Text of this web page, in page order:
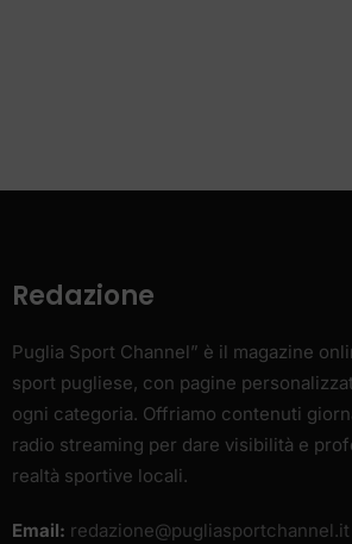
Redazione
Puglia Sport Channel” è il magazine
sport pugliese, con pagine
ogni categoria. Offriamo contenuti
radio streaming per dare visibilità e
realtà sportive locali.
Email: redazione@pugliasportchannel.it